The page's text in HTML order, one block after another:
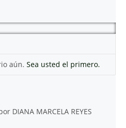
aún. Sea usted el primero.
DIANA MARCELA REYES